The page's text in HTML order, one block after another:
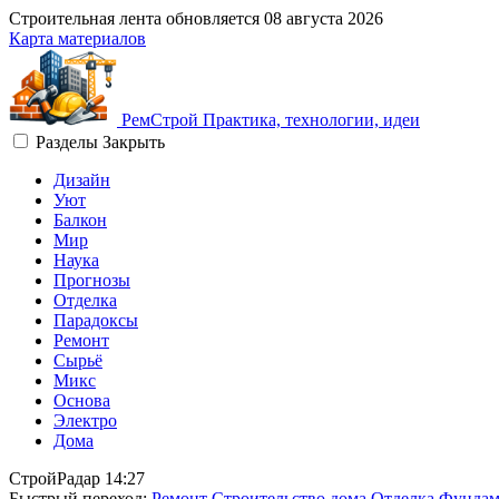
Строительная лента обновляется 08 августа 2026
Карта материалов
РемСтрой Практика, технологии, идеи
Разделы Закрыть
Дизайн
Уют
Балкон
Мир
Наука
Прогнозы
Отделка
Парадоксы
Ремонт
Сырьё
Микс
Основа
Электро
Дома
СтройРадар 14:27